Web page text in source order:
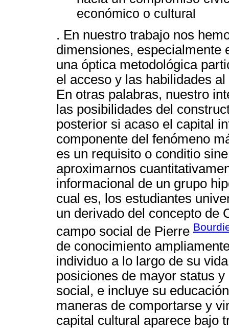
económico o cultural
. En nuestro trabajo nos
dimensiones, especialmente
una óptica metodológica
el acceso y las habilidades
En otras palabras, nuestro
las posibilidades del
posterior si acaso el capital
componente del fenómeno
es un requisito o conditio
aproximarnos
informacional de un grupo
cual es, los estudiantes
un derivado del concepto de
campo social de Pierre
de conocimiento
individuo a lo largo de su
posiciones de mayor status
social, e incluye su
maneras de comportarse y
capital cultural aparece bajo